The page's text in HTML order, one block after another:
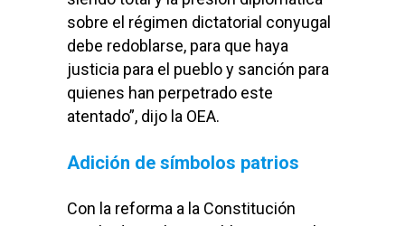
sobre el régimen dictatorial conyugal
debe redoblarse, para que haya
justicia para el pueblo y sanción para
quienes han perpetrado este
atentado”, dijo la OEA.
Adición de símbolos patrios
Con la reforma a la Constitución